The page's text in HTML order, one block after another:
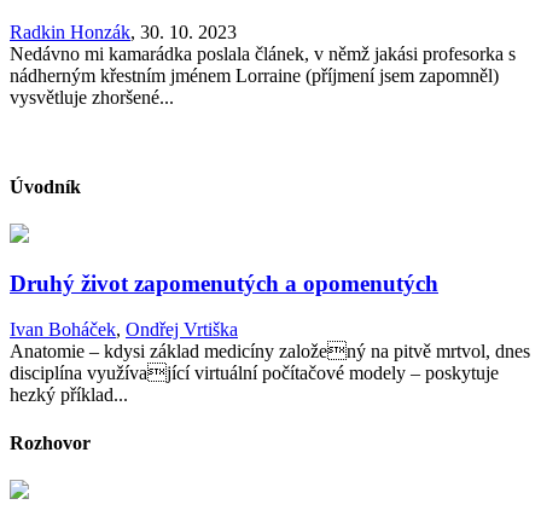
Radkin Honzák, 30. 10. 2023
Nedávno mi kamarádka poslala článek, v němž jakási profesorka s
nádherným křestním jménem Lorraine (příjmení jsem zapomněl)
vysvětluje zhoršené...
Úvodník
Druhý život zapomenutých a opomenutých
Ivan Boháček, Ondřej Vrtiška
Anatomie – kdysi základ medicíny založený na pitvě mrtvol, dnes
disciplína využívající virtuální počítačové modely – poskytuje
hezký příklad...
Rozhovor